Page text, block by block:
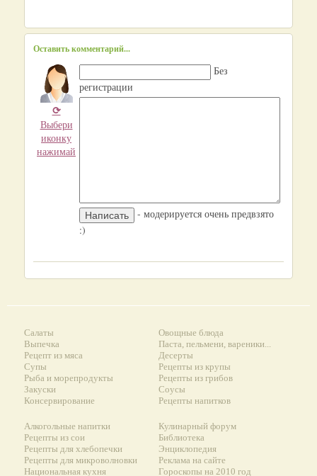
Оставить комментарий...
⟳
Выбери
иконку
нажимай
Без
регистрации
- модерируется очень предвзято
:)
Салаты
Выпечка
Рецепт из мяса
Супы
Рыба и морепродукты
Закуски
Консервирование
Овощные блюда
Паста, пельмени, вареники...
Десерты
Рецепты из крупы
Рецепты из грибов
Соусы
Рецепты напитков
Алкогольные напитки
Рецепты из сои
Рецепты для хлебопечки
Рецепты для микроволновки
Национальная кухня
Кулинарный форум
Библиотека
Энциклопедия
Реклама на сайте
Гороскопы на 2010 год